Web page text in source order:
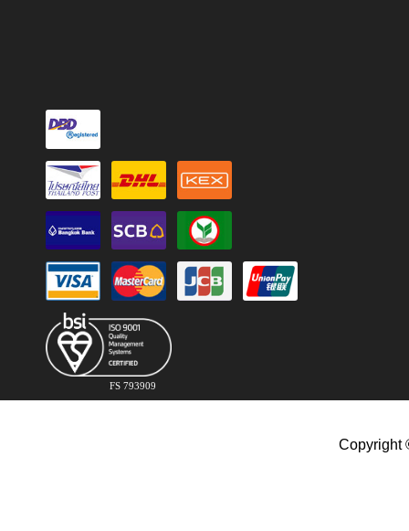
FS 793909
Copyright